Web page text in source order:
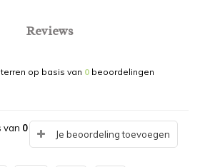
Reviews
op basis van 0 beoordelingen
van 0
Je beoordeling toevoegen